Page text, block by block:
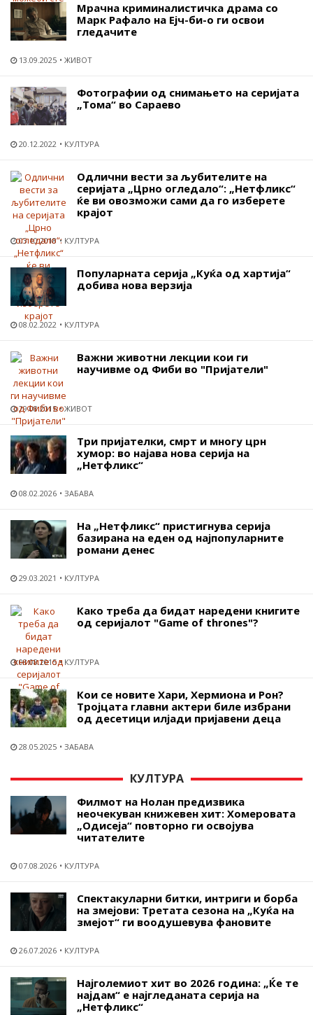
Мрачна криминалистичка драма со
Марк Рафало на Ејч-би-о ги освои
гледачите
13.09.2025 ЖИВОТ
Фотографии од снимањето на серијата
„Тома“ во Сараево
20.12.2022 КУЛТУРА
Одлични вести за љубителите на
серијата „Црно огледало“: „Нетфликс“
ќе ви овозможи сами да го изберете
крајот
03.10.2018 КУЛТУРА
Популарната серија „Куќа од хартија“
добива нова верзија
08.02.2022 КУЛТУРА
Важни животни лекции кои ги
научивме од Фиби во "Пријатели"
29.08.2015 ЖИВОТ
Три пријателки, смрт и многу црн
хумор: во најава нова серија на
„Нетфликс“
08.02.2026 ЗАБАВА
На „Нетфликс“ пристигнува серија
базирана на еден од најпопуларните
романи денес
29.03.2021 КУЛТУРА
Како треба да бидат наредени книгите
од серијалот "Game of thrones"?
08.08.2015 КУЛТУРА
Кои се новите Хари, Хермиона и Рон?
Тројцата главни актери биле избрани
од десетици илјади пријавени деца
28.05.2025 ЗАБАВА
КУЛТУРА
Филмот на Нолан предизвика
неочекуван книжевен хит: Хомеровата
„Одисеја“ повторно ги освојува
читателите
07.08.2026 КУЛТУРА
Спектакуларни битки, интриги и борба
на змејови: Третата сезона на „Куќа на
змејот“ ги воодушевува фановите
26.07.2026 КУЛТУРА
Најголемиот хит во 2026 година: „Ќе те
најдам“ е најгледаната серија на
„Нетфликс“